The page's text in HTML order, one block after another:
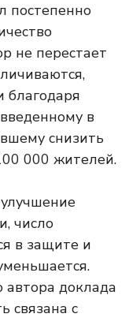
постепенно
не перестает
благодаря
в
снизить
000 жителей.
число
в защите и
доклада
связана с